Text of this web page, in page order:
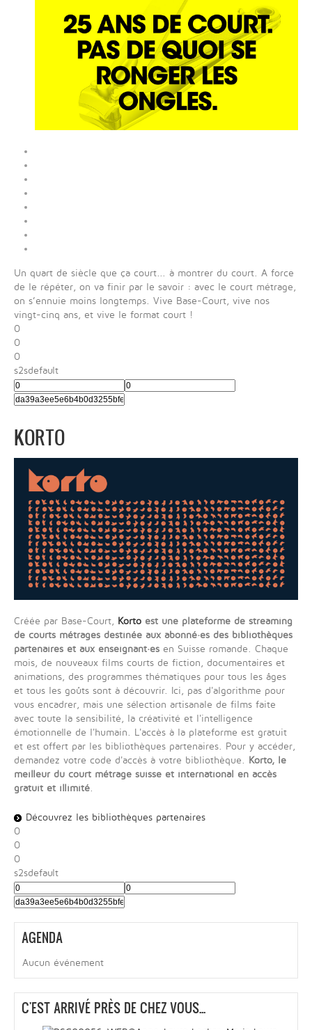
Un quart de siècle que ça court... à montrer du court. A force
de le répéter, on va finir par le savoir : avec le court métrage,
on s’ennuie moins longtemps. Vive Base-Court, vive nos
vingt-cinq ans, et vive le format court !
0
0
0
s2sdefault
KORTO
Créée par Base-Court, Korto est une plateforme de streaming
de courts métrages destinée aux abonné·es des bibliothèques
partenaires et aux enseignant·es en Suisse romande. Chaque
mois, de nouveaux films courts de fiction, documentaires et
animations, des programmes thématiques pour tous les âges
et tous les goûts sont à découvrir. Ici, pas d'algorithme pour
vous encadrer, mais une sélection artisanale de films faite
avec toute la sensibilité, la créativité et l'intelligence
émotionnelle de l'humain. L'accès à la plateforme est gratuit
et est offert par les bibliothèques partenaires. Pour y accéder,
demandez votre code d'accès à votre bibliothèque. Korto, le
meilleur du court métrage suisse et international en accès
gratuit et illimité.
Découvrez les bibliothèques partenaires
0
0
0
s2sdefault
AGENDA
Aucun événement
C'EST ARRIVÉ PRÈS DE CHEZ VOUS...